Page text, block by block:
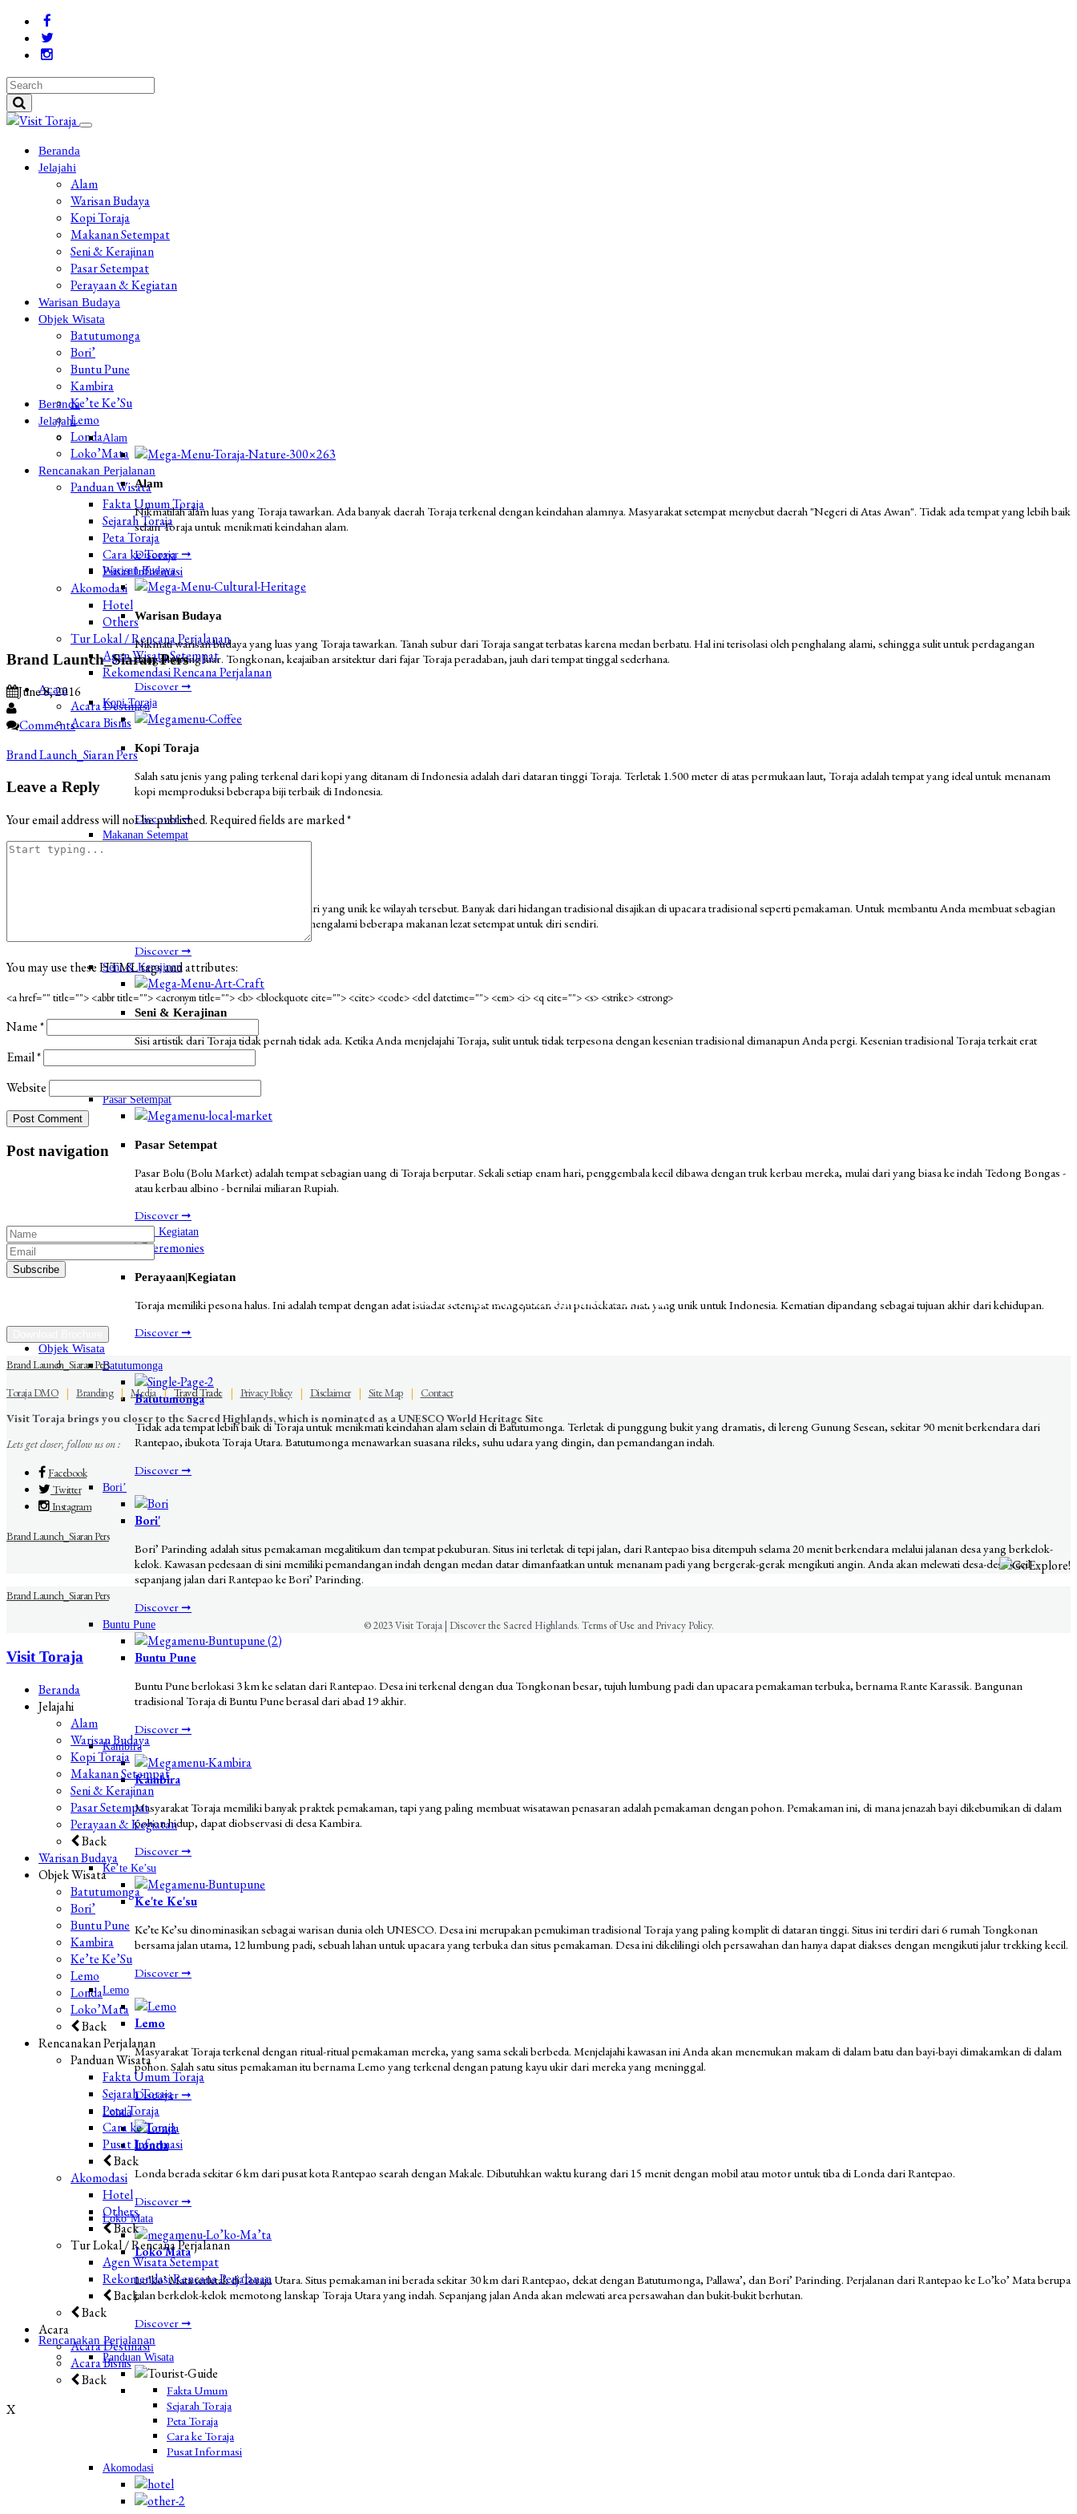
Beranda
Jelajahi
Alam
Warisan Budaya
Kopi Toraja
Makanan Setempat
Seni & Kerajinan
Pasar Setempat
Perayaan & Kegiatan
Warisan Budaya
Objek Wisata
Batutumonga
Bori’
Buntu Pune
Kambira
Ke’te Ke’Su
Lemo
Londa
Loko’Mata
Rencanakan Perjalanan
Panduan Wisata
Fakta Umum Toraja
Sejarah Toraja
Peta Toraja
Cara ke Toraja
Pusat Informasi
Akomodasi
Hotel
Others
Tur Lokal / Rencana Perjalanan
Agen Wisata Setempat
Rekomendasi Rencana Perjalanan
Acara
Acara Destinasi
Acara Bisnis
Beranda
Jelajahi
Alam
Alam
Nikmatilah alam luas yang Toraja tawarkan. Ada banyak daerah Toraja terkenal dengan keindahan alamnya. Masyarakat setempat menyebut daerah "Negeri di Atas Awan". Tidak ada tempat yang lebih baik
selain Toraja untuk menikmati keindahan alam.
Discover ➞
Warisan Budaya
Warisan Budaya
Nikmati warisan budaya yang luas yang Toraja tawarkan. Tanah subur dari Toraja sangat terbatas karena medan berbatu. Hal ini terisolasi oleh penghalang alami, sehingga sulit untuk perdagangan
dengan orang luar. Tongkonan, keajaiban arsitektur dari fajar Toraja peradaban, jauh dari tempat tinggal sederhana.
Discover ➞
Kopi Toraja
Kopi Toraja
Salah satu jenis yang paling terkenal dari kopi yang ditanam di Indonesia adalah dari dataran tinggi Toraja. Terletak 1.500 meter di atas permukaan laut, Toraja adalah tempat yang ideal untuk menanam
kopi memproduksi beberapa biji terbaik di Indonesia.
Discover ➞
Makanan Setempat
Toraja memiliki masakan khas tersendiri yang unik ke wilayah tersebut. Banyak dari hidangan tradisional disajikan di upacara tradisional seperti pemakaman. Untuk membantu Anda membuat sebagian
besar perjalanan Anda ke Toraja dan mengalami beberapa makanan lezat setempat untuk diri sendiri.
Discover ➞
Seni & Kerajinan
Seni & Kerajinan
Sisi artistik dari Toraja tidak pernah tidak ada. Ketika Anda menjelajahi Toraja, sulit untuk tidak terpesona dengan kesenian tradisional dimanapun Anda pergi. Kesenian tradisional Toraja terkait erat
dengan budaya lokal.
Discover ➞
Pasar Setempat
Pasar Setempat
Pasar Bolu (Bolu Market) adalah tempat sebagian uang di Toraja berputar. Sekali setiap enam hari, penggembala kecil dibawa dengan truk kerbau mereka, mulai dari yang biasa ke indah Tedong Bongas -
atau kerbau albino - bernilai miliaran Rupiah.
Discover ➞
Perayaan & Kegiatan
Perayaan|Kegiatan
Toraja memiliki pesona halus. Ini adalah tempat dengan adat istiadat setempat mengejutkan dan pendekatan mati yang unik untuk Indonesia. Kematian dipandang sebagai tujuan akhir dari kehidupan.
Discover ➞
Objek Wisata
Batutumonga
Batutumonga
Tidak ada tempat lebih baik di Toraja untuk menikmati keindahan alam selain di Batutumonga. Terletak di punggung bukit yang dramatis, di lereng Gunung Sesean, sekitar 90 menit berkendara dari
Rantepao, ibukota Toraja Utara. Batutumonga menawarkan suasana rileks, suhu udara yang dingin, dan pemandangan indah.
Discover ➞
Bori’
Bori'
Bori’ Parinding adalah situs pemakaman megalitikum dan tempat pekuburan. Situs ini terletak di tepi jalan, dari Rantepao bisa ditempuh selama 20 menit berkendara melalui jalanan desa yang berkelok-
kelok. Kawasan pedesaan di sini memiliki pemandangan indah dengan medan datar dimanfaatkan untuk menanam padi yang bergerak-gerak mengikuti angin. Anda akan melewati desa-desa kecil
sepanjang jalan dari Rantepao ke Bori’ Parinding.
Discover ➞
Buntu Pune
Buntu Pune
Buntu Pune berlokasi 3 km ke selatan dari Rantepao. Desa ini terkenal dengan dua Tongkonan besar, tujuh lumbung padi dan upacara pemakaman terbuka, bernama Rante Karassik. Bangunan
tradisional Toraja di Buntu Pune berasal dari abad 19 akhir.
Discover ➞
Kambira
Kambira
Masyarakat Toraja memiliki banyak praktek pemakaman, tapi yang paling membuat wisatawan penasaran adalah pemakaman dengan pohon. Pemakaman ini, di mana jenazah bayi dikebumikan di dalam
pohon hidup, dapat diobservasi di desa Kambira.
Discover ➞
Ke’te Ke’su
Ke'te Ke'su
Ke’te Ke’su dinominasikan sebagai warisan dunia oleh UNESCO. Desa ini merupakan pemukiman tradisional Toraja yang paling komplit di dataran tinggi. Situs ini terdiri dari 6 rumah Tongkonan
bersama jalan utama, 12 lumbung padi, sebuah lahan untuk upacara yang terbuka dan situs pemakaman. Desa ini dikelilingi oleh persawahan dan hanya dapat diakses dengan mengikuti jalur trekking kecil.
Discover ➞
Lemo
Lemo
Masyarakat Toraja terkenal dengan ritual-ritual pemakaman mereka, yang sama sekali berbeda. Menjelajahi kawasan ini Anda akan menemukan makam di dalam batu dan bayi-bayi dimakamkan di dalam
pohon. Salah satu situs pemakaman itu bernama Lemo yang terkenal dengan patung kayu ukir dari mereka yang meninggal.
Discover ➞
Londa
Londa
Londa berada sekitar 6 km dari pusat kota Rantepao searah dengan Makale. Dibutuhkan waktu kurang dari 15 menit dengan mobil atau motor untuk tiba di Londa dari Rantepao.
Discover ➞
Loko’Mata
Loko'Mata
Lo’ko’ Mata terletak di Toraja Utara. Situs pemakaman ini berada sekitar 30 km dari Rantepao, dekat dengan Batutumonga, Pallawa’, dan Bori’ Parinding. Perjalanan dari Rantepao ke Lo’ko’ Mata berupa
jalan berkelok-kelok memotong lanskap Toraja Utara yang indah. Sepanjang jalan Anda akan melewati area persawahan dan bukit-bukit berhutan.
Discover ➞
Rencanakan Perjalanan
Panduan Wisata
Fakta Umum
Sejarah Toraja
Peta Toraja
Cara ke Toraja
Pusat Informasi
Akomodasi
Brand Launch_Siaran Pers
June 8, 2016
Comments
Brand Launch_Siaran Pers
Leave a Reply
Your email address will not be published.Required fields are marked*
You may use theseHTMLtags and attributes:
<a href="" title=""> <abbr title=""> <acronym title=""> <b> <blockquote cite=""> <cite> <code> <del datetime=""> <em> <i> <q cite=""> <s> <strike> <strong>
Name*
Email*
Website
Post navigation
Keep yourself in touch
Discover the Sacred Highlands Anytime
Brand Launch_Siaran Pers
Toraja DMO | Branding| Media| Travel Trade| Privacy Policy| Disclaimer| Site Map| Contact
Visit Toraja brings you closer to the Sacred Highlands, which is nominated as a UNESCO World Heritage Site
Lets get closer, follow us on :
Facebook
Twitter
Instagram
Brand Launch_Siaran Pers
Brand Launch_Siaran Pers
© 2023 Visit Toraja | Discover the Sacred Highlands. Terms of Use and Privacy Policy.
Visit Toraja
Beranda
Jelajahi
Alam
Warisan Budaya
Kopi Toraja
Makanan Setempat
Seni & Kerajinan
Pasar Setempat
Perayaan & Kegiatan
Back
Warisan Budaya
Objek Wisata
Batutumonga
Bori’
Buntu Pune
Kambira
Ke’te Ke’Su
Lemo
Londa
Loko’Mata
Back
Rencanakan Perjalanan
Panduan Wisata
Fakta Umum Toraja
Sejarah Toraja
Peta Toraja
Cara ke Toraja
Pusat Informasi
Back
Akomodasi
Hotel
Others
Back
Tur Lokal / Rencana Perjalanan
Agen Wisata Setempat
Rekomendasi Rencana Perjalanan
Back
Back
Acara
Acara Destinasi
Acara Bisnis
Back
X